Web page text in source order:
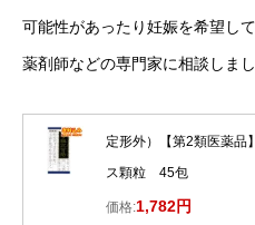
可能性があったり妊娠を希望し
薬剤師などの専門家に相談しまし
定形外）【第2類医薬品
ス顆粒 45包
価格:1,782円